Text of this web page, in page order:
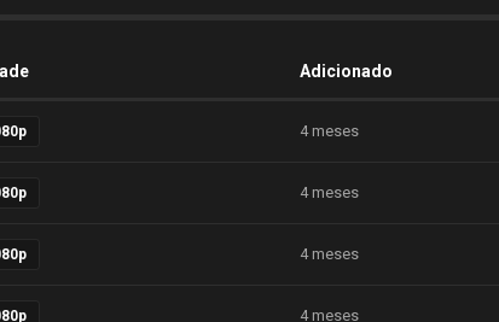
Adicionado
4 meses
4 meses
4 meses
4 meses